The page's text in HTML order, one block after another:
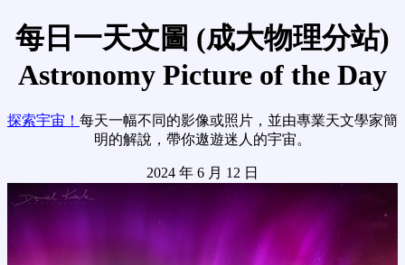
每日一天文圖 (成大物理分站)
Astronomy Picture of the Day
探索宇宙！ 每天一幅不同的影像或照片，並由專業天文學家簡
明的解說，帶你遨遊迷人的宇宙。
2024 年 6 月 12 日